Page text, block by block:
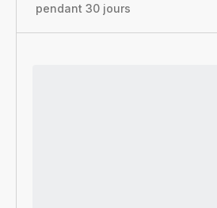
pendant 30 jours